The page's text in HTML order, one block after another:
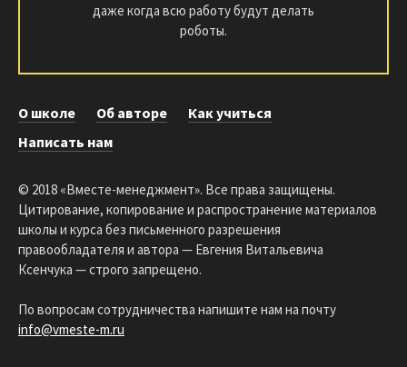
даже когда всю работу будут делать
роботы.
О школе Об авторе
Как учиться
Написать нам
© 2018 «Вместе-менеджмент». Все права защищены.
Цитирование, копирование и распространение материалов
школы и курса без письменного разрешения
правообладателя и автора — Евгения Витальевича
Ксенчука — строго запрещено.
По вопросам сотрудничества напишите нам на почту
info@vmeste-m.ru